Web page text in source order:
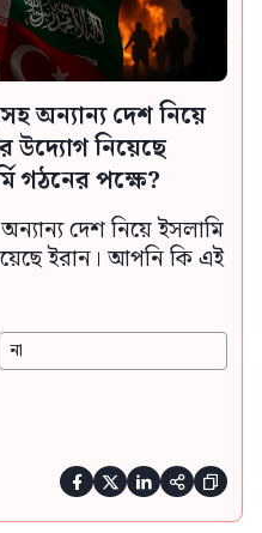
অন্যান্য দেশ নিয়ে
উদ্যোগ নিয়েছে
গঠনের পক্ষে?
দেশ নিয়ে ইসলামি
ইরান। আপনি কি এই
না
    